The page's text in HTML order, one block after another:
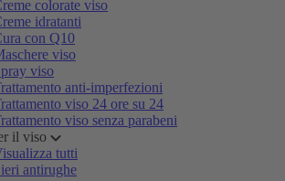
colorate viso
idratanti
con Q10
viso
viso
anti-imperfezioni
viso 24 ore su 24
viso senza parabeni
il viso
tutti
antirughe